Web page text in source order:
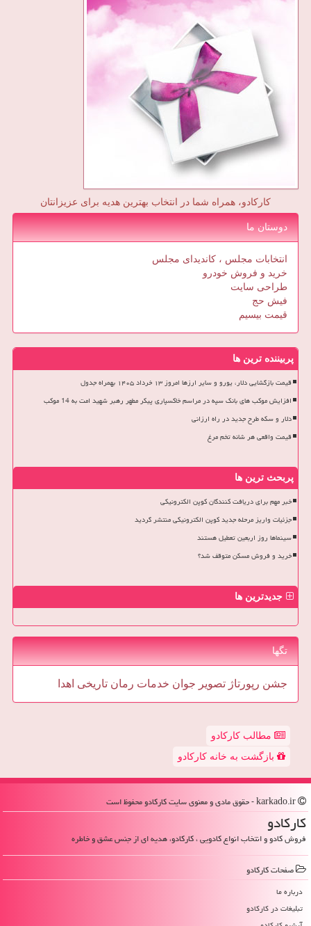
کارکادو، همراه شما در انتخاب بهترین هدیه برای عزیزانتان
دوستان ما
انتخابات مجلس ، کاندیدای مجلس
خرید و فروش خودرو
طراحی سایت
فیش حج
قیمت بیسیم
پربیننده ترین ها
قیمت بازگشایی دلار، یورو و سایر ارزها امروز ۱۳ خرداد ۱۴۰۵ بهمراه جدول
افزایش موکب های بانک سپه در مراسم خاکسپاری پیکر مطهر رهبر شهید امت به 14 موکب
دلار و سکه طرح جدید در راه ارزانی
قیمت واقعی هر شانه تخم مرغ
پربحث ترین ها
خبر مهم برای دریافت کنندگان کوپن الکترونیکی
جزئیات واریز مرحله جدید کوپن الکترونیکی منتشر گردید
سینماها روز اربعین تعطیل هستند
خرید و فروش مسکن متوقف شد؟
جدیدترین ها
تگها
جشن رپورتاژ تصویر جوان خدمات رمان تاریخی اهدا
مطالب کارکادو
بازگشت به خانه کارکادو
كاركادو
فروش کادو و انتخاب انواع کادویی ، کارکادو، هدیه ای از جنس عشق و خاطره
صفحات كاركادو
درباره ما
تبلیغات در كاركادو